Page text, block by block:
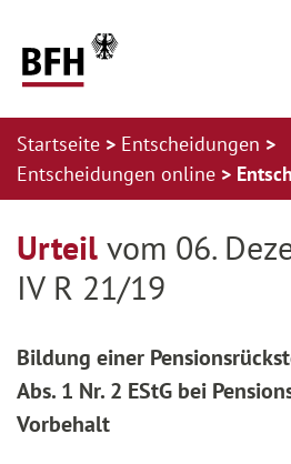
Startseite
Entscheidungen
Entscheidungen online
Urteil vom 06.
IV R 21/19
Bildung einer
Abs. 1 Nr. 2 EStG bei
Vorbehalt